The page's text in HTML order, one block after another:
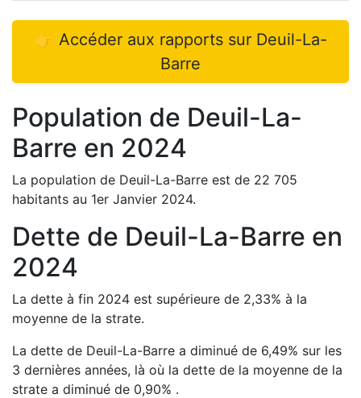
👉 Accéder aux rapports sur Deuil-La-
Barre
Population de Deuil-La-
Barre en 2024
La population de Deuil-La-Barre est de 22 705
habitants au 1er Janvier 2024.
Dette de Deuil-La-Barre en
2024
La dette à fin 2024 est supérieure de 2,33% à la
moyenne de la strate.
La dette de Deuil-La-Barre a diminué de 6,49% sur les
3 dernières années, là où la dette de la moyenne de la
strate a diminué de 0,90% .